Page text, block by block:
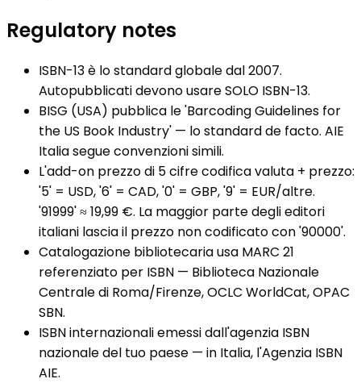
Regulatory notes
ISBN-13 è lo standard globale dal 2007.
Autopubblicati devono usare SOLO ISBN-13.
BISG (USA) pubblica le 'Barcoding Guidelines for
the US Book Industry' — lo standard de facto. AIE
Italia segue convenzioni simili.
L'add-on prezzo di 5 cifre codifica valuta + prezzo:
'5' = USD, '6' = CAD, '0' = GBP, '9' = EUR/altre.
'91999' ≈ 19,99 €. La maggior parte degli editori
italiani lascia il prezzo non codificato con '90000'.
Catalogazione bibliotecaria usa MARC 21
referenziato per ISBN — Biblioteca Nazionale
Centrale di Roma/Firenze, OCLC WorldCat, OPAC
SBN.
ISBN internazionali emessi dall'agenzia ISBN
nazionale del tuo paese — in Italia, l'Agenzia ISBN
AIE.